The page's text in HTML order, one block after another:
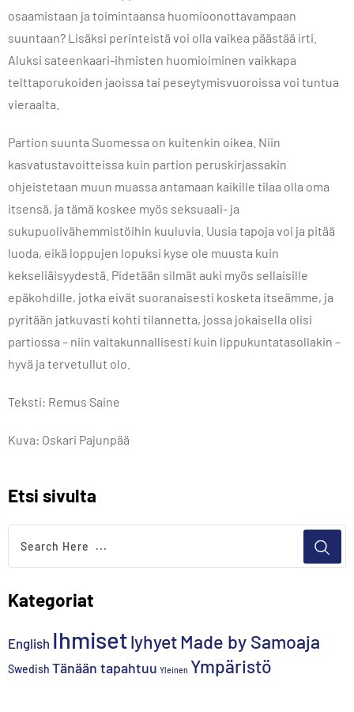
osaamistaan ja toimintaansa huomioonottavampaan
suuntaan? Lisäksi perinteistä voi olla vaikea päästää irti.
Aluksi sateenkaari-ihmisten huomioiminen vaikkapa
telttaporukoiden jaoissa tai peseytymisvuoroissa voi tuntua
vieraalta.
Partion suunta Suomessa on kuitenkin oikea. Niin
kasvatustavoitteissa kuin partion peruskirjassakin
ohjeistetaan muun muassa antamaan kaikille tilaa olla oma
itsensä, ja tämä koskee myös seksuaali- ja
sukupuolivähemmistöihin kuuluvia. Uusia tapoja voi ja pitää
luoda, eikä loppujen lopuksi kyse ole muusta kuin
kekseliäisyydestä. Pidetään silmät auki myös sellaisille
epäkohdille, jotka eivät suoranaisesti kosketa itseämme, ja
pyritään jatkuvasti kohti tilannetta, jossa jokaisella olisi
partiossa – niin valtakunnallisesti kuin lippukuntatasollakin –
hyvä ja tervetullut olo.
Teksti: Remus Saine
Kuva: Oskari Pajunpää
Etsi sivulta
Kategoriat
English Ihmisetlyhyet Made by Samoaja
Swedish Tänään tapahtuu Yleinen Ympäristö